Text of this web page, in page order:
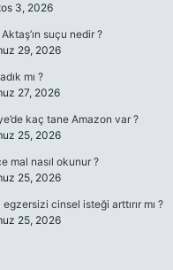
3, 2026
suçu nedir ?
29, 2026
mı ?
27, 2026
kaç tane Amazon var ?
25, 2026
mal nasıl okunur ?
25, 2026
egzersizi cinsel isteği arttırır mı ?
25, 2026